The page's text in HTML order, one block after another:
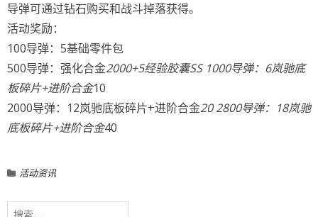
导弹可通过钻石购买和战斗掉落获得。
活动奖励：
100导弹：5基础零件包
500导弹：强化合金2000+5经验胶囊SS 1000导弹：6岚驰底
板碎片+进阶合金10
2000导弹：12岚驰底板碎片+进阶合金20 2800导弹：18岚驰
底板碎片+进阶合金40
活动资讯
搜